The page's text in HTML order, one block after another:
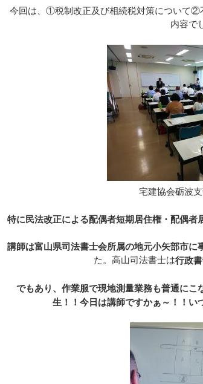
今回は、①税制改正及び相続税対策について②
内容で
宅建協会砺波
特に民法改正による配偶者短期居住権・配偶者
講師は富山県司法書士会所属の地元小矢部市
た。高山司法書士は行政
でもあり、作業服で現地測量業務も普通にこ
生！！今日は講師ですかぁ～！！い